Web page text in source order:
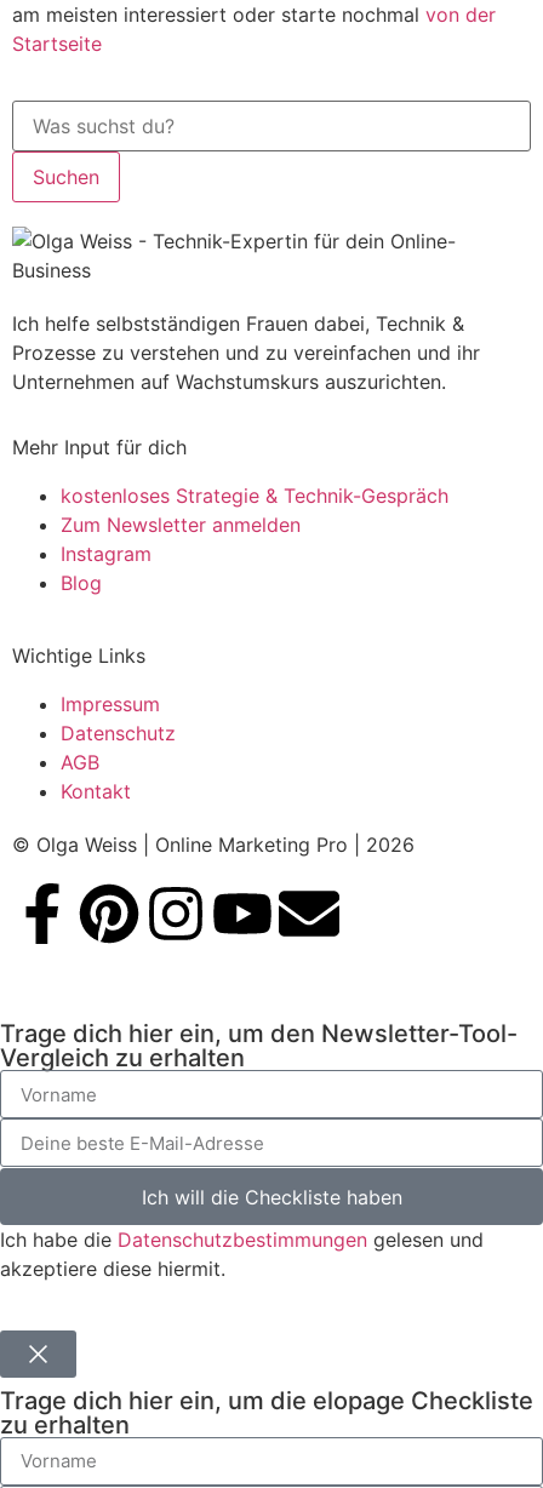
am meisten interessiert oder starte nochmal von der
Startseite
Suchen
Ich helfe selbstständigen Frauen dabei, Technik &
Prozesse zu verstehen und zu vereinfachen und ihr
Unternehmen auf Wachstumskurs auszurichten.
Mehr Input für dich
kostenloses Strategie & Technik-Gespräch
Zum Newsletter anmelden
Instagram
Blog
Wichtige Links
Impressum
Datenschutz
AGB
Kontakt
© Olga Weiss | Online Marketing Pro​ | 2026
Trage dich hier ein, um den Newsletter-Tool-
Vergleich zu erhalten
Ich will die Checkliste haben
Ich habe die Datenschutzbestimmungen gelesen und
akzeptiere diese hiermit.
Trage dich hier ein, um die elopage Checkliste
zu erhalten